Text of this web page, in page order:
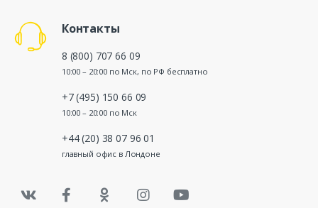
Контакты
8 (800) 707 66 09
10:00 – 20:00 по Мск, по РФ бесплатно
+7 (495) 150 66 09
10:00 – 20:00 по Мск
+44 (20) 38 07 96 01
главный офис в Лондоне